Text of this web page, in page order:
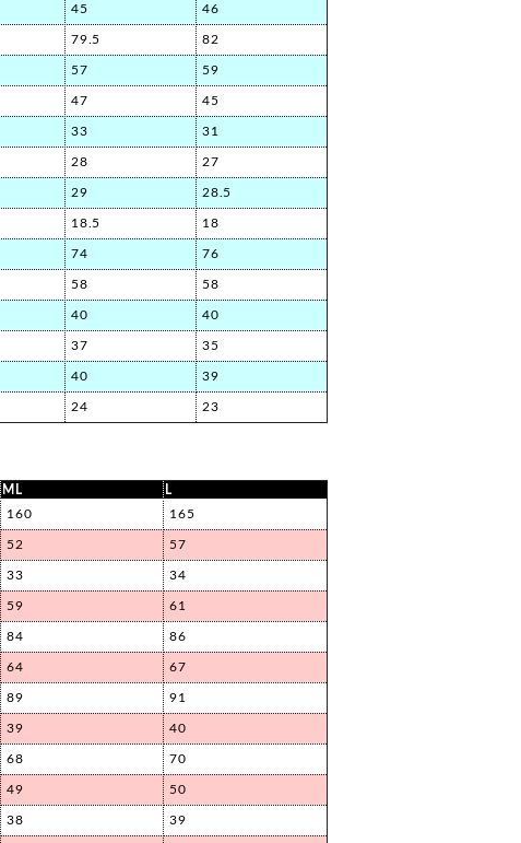
45 46
79.5 82
57 59
47 45
33 31
28 27
29 28.5
18.5 18
74 76
58 58
40 40
37 35
40 39
24 23
ML
L
160 165
52 57
33 34
59 61
84 86
64 67
89 91
39 40
68 70
49 50
38 39